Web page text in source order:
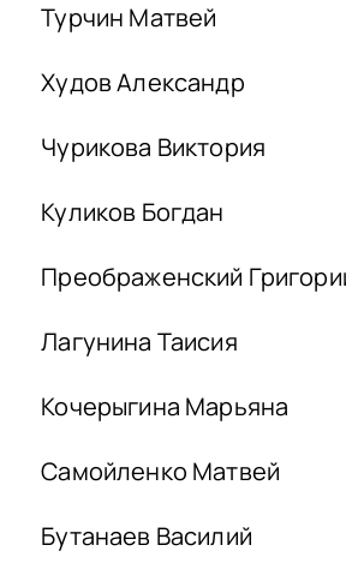
Турчин Матвей
Худов Александр
Чурикова Виктория
Куликов Богдан
Преображенский
Лагунина Таисия
Кочерыгина Марьяна
Самойленко Матвей
Бутанаев Василий